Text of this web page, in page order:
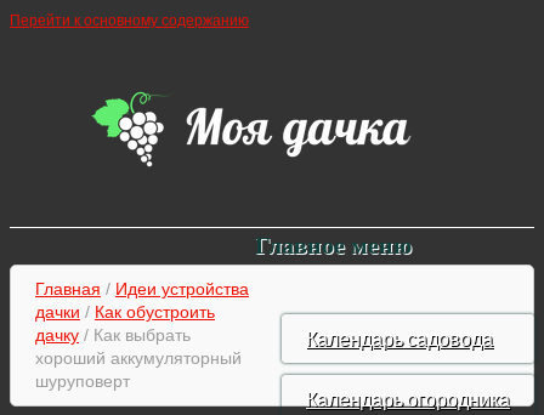
Перейти к основному содержанию
Главное меню
Календарь садовода
Календарь огородника
Главная / Идеи устройства
дачки / Как обустроить
дачку / Как выбрать
хороший аккумуляторный
шуруповерт